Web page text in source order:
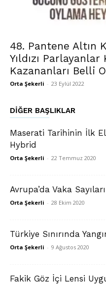
48. Pantene Altın
Yıldızı
Kazananları Belli
Orta Şekerli - 23 Eylül 2022
DIĞER BAŞLIKLAR
Maserati Tarihinin İlk
Hybrid
Orta Şekerli - 22 Temmuz 2020
Avrupa’da Vaka
Orta Şekerli - 28 Ekim 2020
Türkiye Sınırında
Orta Şekerli - 9 Ağustos 2020
Fakik Göz İçi Lensi